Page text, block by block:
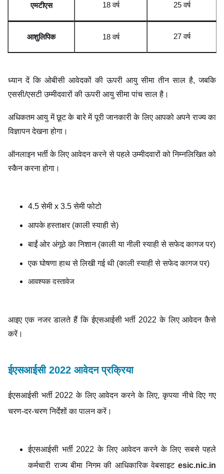
एमटीएस 18 वर्ष 25 वर्ष
आशुलिपिक 18 वर्ष 27वर्ष
ध्यान दें कि ओबीसी आवेदकों की ऊपरी आयु सीमा तीन साल है, जबकि
एससी/एसटी उम्मीदवारों की ऊपरी आयु सीमा पांच साल है।
अधिकतम आयु में छूट के बारे में पूरी जानकारी के लिए आपको अपने राज्य का
विज्ञापन देखना होगा।
ऑनलाइन भर्ती के लिए आवेदन करने से पहले उम्मीदवारों को निम्नलिखित को
स्कैन करना होगा।
4.5 सेमी x 3.5 सेमी फोटो
आपके हस्ताक्षर (काली स्याही से)
बाईं ओर अंगूठे का निशान (काली या नीली स्याही से सफेद कागज पर)
एक घोषणा हाथ से लिखी गई थी (काली स्याही से सफेद कागज पर)
आवश्यक दस्तावेज
आइए एक नजर डालते हैं कि ईएसआईसी भर्ती 2022 के लिए आवेदन कैसे
करें।
ईएसआईसी 2022 आवेदन प्रक्रिया
ईएसआईसी भर्ती 2022 के लिए आवेदन करने के लिए, कृपया नीचे दिए गए
चरण-दर-चरण निर्देशों का पालन करें।
ईएसआईसी भर्ती 2022 के लिए आवेदन करने के लिए सबसे पहले
कर्मचारी राज्य बीमा निगम की आधिकारिक वेबसाइट esic.nic.in